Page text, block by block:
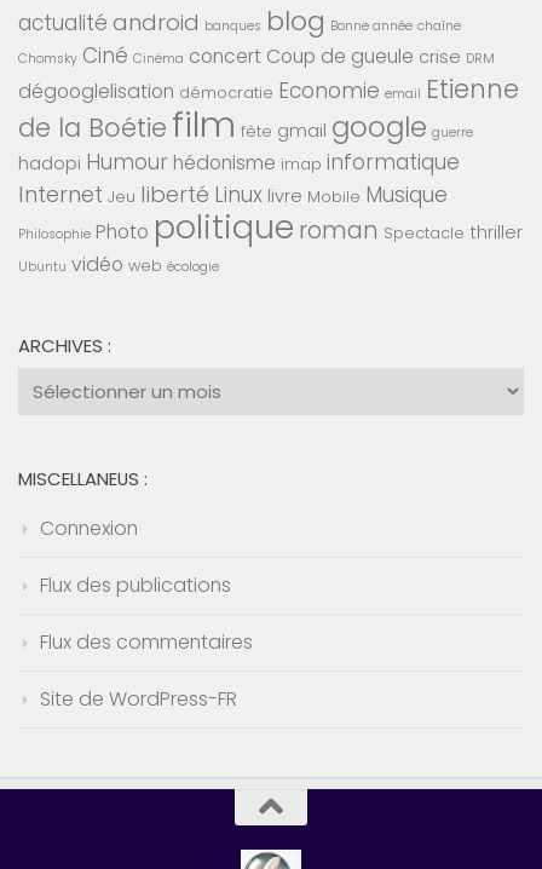
actualité android banques blog Bonne année chaîne
Chomsky Ciné Cinéma concert Coup de gueule crise DRM
dégooglelisation démocratie Economie email Etienne
de la Boétie film fête gmail google guerre
hadopi Humour hédonisme imap informatique
Internet Jeu liberté Linux livre Mobile Musique
Philosophie Photo politique roman Spectacle thriller
Ubuntu vidéo web écologie
ARCHIVES :
Archives
MISCELLANEUS :
Connexion
Flux des publications
Flux des commentaires
Site de WordPress-FR